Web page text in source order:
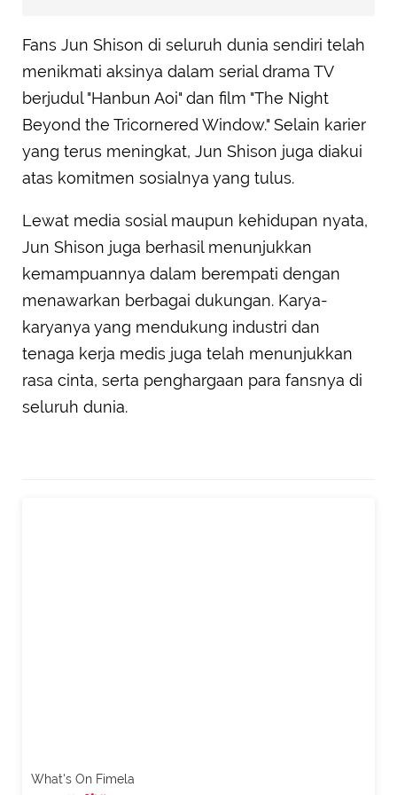
Fans Jun Shison di seluruh dunia sendiri telah
menikmati aksinya dalam serial drama TV
berjudul "Hanbun Aoi" dan film "The Night
Beyond the Tricornered Window." Selain karier
yang terus meningkat, Jun Shison juga diakui
atas komitmen sosialnya yang tulus.
Lewat media sosial maupun kehidupan nyata,
Jun Shison juga berhasil menunjukkan
kemampuannya dalam berempati dengan
menawarkan berbagai dukungan. Karya-
karyanya yang mendukung industri dan
tenaga kerja medis juga telah menunjukkan
rasa cinta, serta penghargaan para fansnya di
seluruh dunia.
What's On Fimela